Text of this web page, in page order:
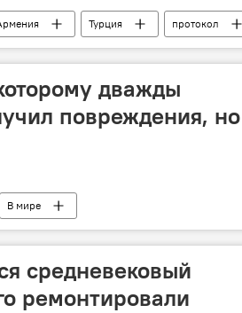
Турция протокол
дважды
повреждения, но
В мире
средневековый
ремонтировали